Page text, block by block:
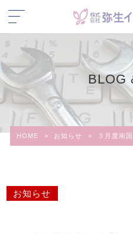
BLOG
HOME > お知らせ > ３月度南
お知らせ